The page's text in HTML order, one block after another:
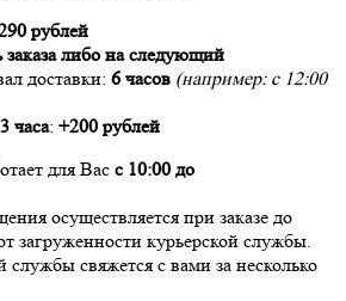
рублей
заказа либо на следующий
доставки: 6 часов (например: с 12:00
3 часа: +200 рублей
для Вас с 10:00 до
осуществляется при заказе до
загруженности курьерской службы.
службы свяжется с вами за несколько